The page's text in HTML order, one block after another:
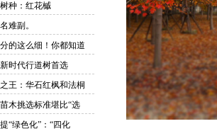
种：红花槭
难副。
的这么细！你都知道
时代行道树首选
王：华石红枫和法桐
木挑选标准堪比“选
“绿色化”：“四化